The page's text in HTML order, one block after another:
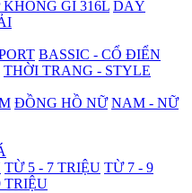
KHÔNG GỈ 316L DÂY
BASSIC - CỔ ĐIỂN
THỜI TRANG - STYLE
ĐỒNG HỒ NỮ NAM - NỮ
TỪ 5 - 7 TRIỆU TỪ 7 - 9
TRIỆU